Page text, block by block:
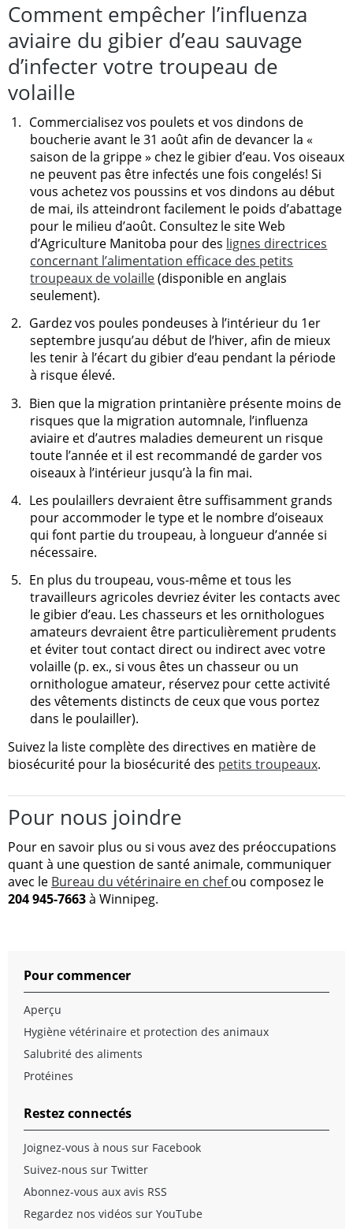
Comment empêcher l’influenza
aviaire du gibier d’eau sauvage
d’infecter votre troupeau de
volaille
1. Commercialisez vos poulets et vos dindons de
boucherie avant le 31 août afin de devancer la «
saison de la grippe » chez le gibier d’eau. Vos oiseaux
ne peuvent pas être infectés une fois congelés! Si
vous achetez vos poussins et vos dindons au début
de mai, ils atteindront facilement le poids d’abattage
pour le milieu d’août. Consultez le site Web
d’Agriculture Manitoba pour des lignes directrices
concernant l’alimentation efficace des petits
troupeaux de volaille(disponible en anglais
seulement).
2. Gardez vos poules pondeuses à l’intérieur du 1er
septembre jusqu’au début de l’hiver, afin de mieux
les tenir à l’écart du gibier d’eau pendant la période
à risque élevé.
3. Bien que la migration printanière présente moins de
risques que la migration automnale, l’influenza
aviaire et d’autres maladies demeurent un risque
toute l’année et il est recommandé de garder vos
oiseaux à l’intérieur jusqu’à la fin mai.
4. Les poulaillers devraient être suffisamment grands
pour accommoder le type et le nombre d’oiseaux
qui font partie du troupeau, à longueur d’année si
nécessaire.
5. En plus du troupeau, vous-même et tous les
travailleurs agricoles devriez éviter les contacts avec
le gibier d’eau. Les chasseurs et les ornithologues
amateurs devraient être particulièrement prudents
et éviter tout contact direct ou indirect avec votre
volaille (p. ex., si vous êtes un chasseur ou un
ornithologue amateur, réservez pour cette activité
des vêtements distincts de ceux que vous portez
dans le poulailler).
Suivez la liste complète des directives en matière de
biosécurité pour la biosécurité des petits troupeaux.
Pour nous joindre
Pour en savoir plus ou si vous avez des préoccupations
quant à une question de santé animale, communiquer
avec le Bureau du vétérinaire en chefou composez le
204 945-7663à Winnipeg.
Pour commencer
Aperçu
Hygiène vétérinaire et protection des animaux
Salubrité des aliments
Protéines
Restez connectés
Joignez-vous à nous sur Facebook
Suivez-nous sur Twitter
Abonnez-vous aux avis RSS
Regardez nos vidéos sur YouTube